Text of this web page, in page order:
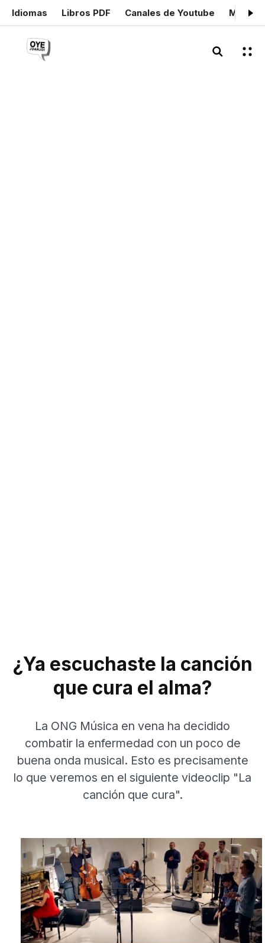
Idiomas Libros PDF Canales de Youtube Mis
¿Ya escuchaste la canción
que cura el alma?
La ONG Música en vena ha decidido
combatir la enfermedad con un poco de
buena onda musical. Esto es precisamente
lo que veremos en el siguiente videoclip "La
canción que cura".